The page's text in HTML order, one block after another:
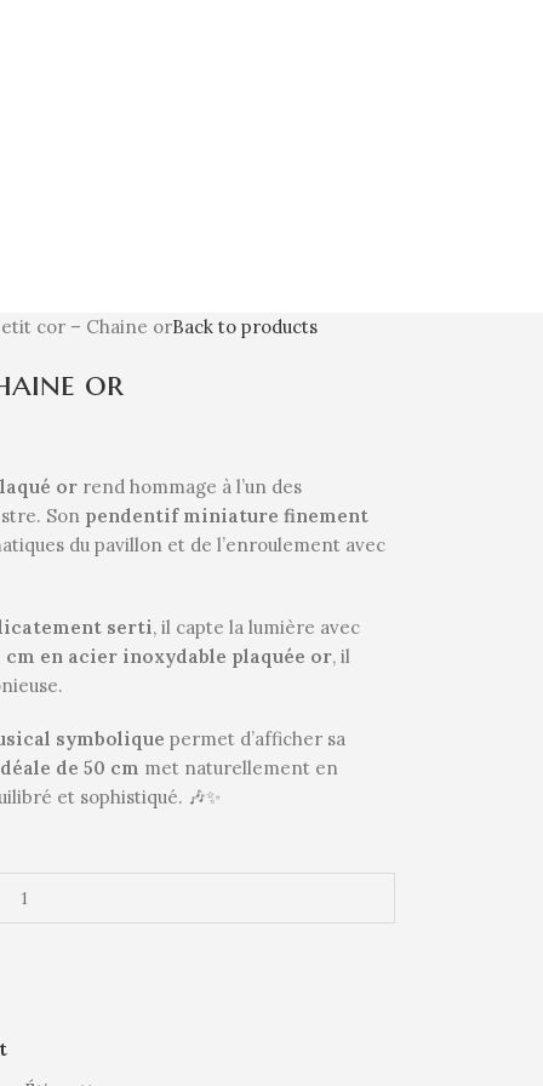
cor – Chaine orBack to products
or
orrend hommage à l’un des
Son pendentif miniature finement
du pavillon et de l’enroulement avec
serti, il capte la lumière avec
cm en acier inoxydable plaquée or, il
symbolique permet d’afficher sa
de 50 cm met naturellement en
et sophistiqué. 🎶✨